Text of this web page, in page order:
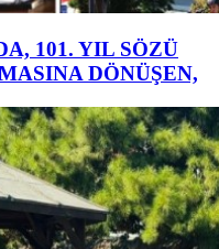
101. YIL SÖZÜ
DÖNÜŞEN,